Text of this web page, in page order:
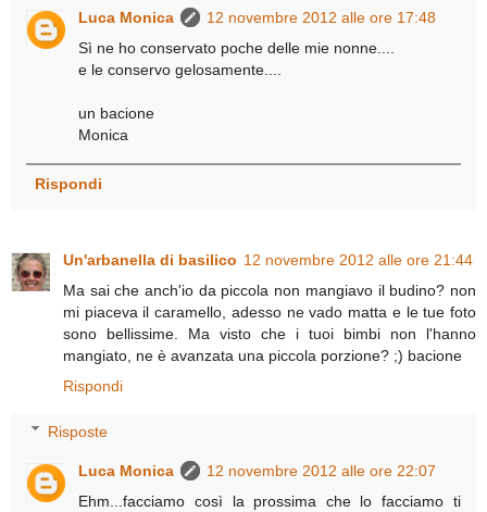
Luca Monica
12 novembre 2012 alle ore 17:48
Sì ne ho conservato poche delle mie nonne....
e le conservo gelosamente....
un bacione
Monica
Rispondi
Un'arbanella di basilico 12 novembre 2012 alle ore 21:44
Ma sai che anch'io da piccola non mangiavo il budino? non
mi piaceva il caramello, adesso ne vado matta e le tue foto
sono bellissime. Ma visto che i tuoi bimbi non l'hanno
mangiato, ne è avanzata una piccola porzione? ;) bacione
Rispondi
Risposte
Luca Monica
12 novembre 2012 alle ore 22:07
Ehm...facciamo così la prossima che lo facciamo ti